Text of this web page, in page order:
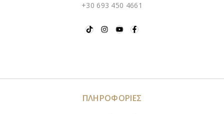
+30 693 450 4661
ΠΛΗΡΟΦΟΡΙΕΣ